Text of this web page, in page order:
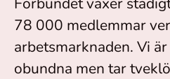
78 000 medlemmar
arbetsmarknaden. Vi
obundna men tar